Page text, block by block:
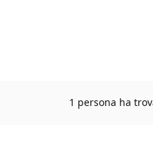
1 persona ha